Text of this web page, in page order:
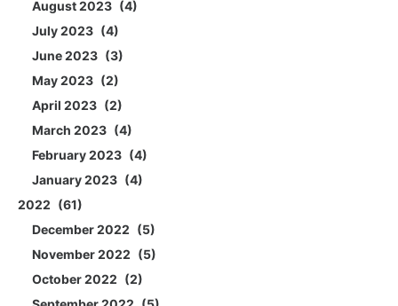
August 2023
4
July 2023
4
June 2023
3
May 2023
2
April 2023
2
March 2023
4
February 2023
4
January 2023
4
2022
61
December 2022
5
November 2022
5
October 2022
2